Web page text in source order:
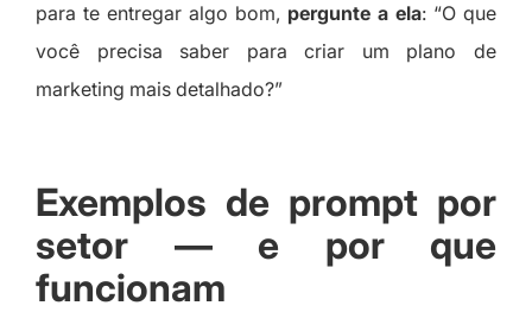
para te entregar algo bom, pergunte a ela: “O que
você precisa saber para criar um plano de
marketing mais detalhado?”
Exemplos de prompt por
setor — e por que
funcionam